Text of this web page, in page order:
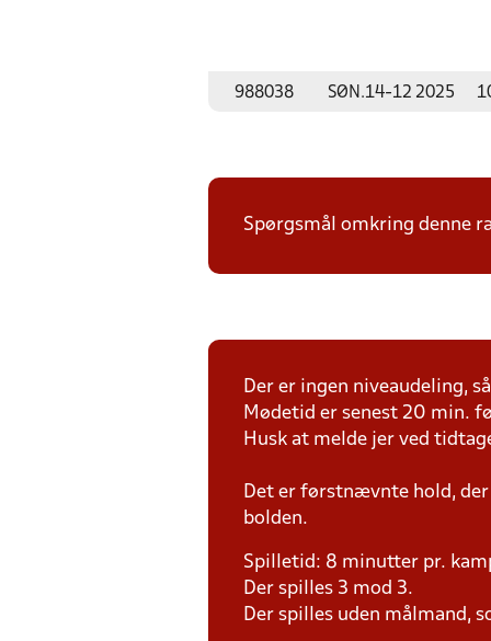
988038 SØN.14-12 2025
Spørgsmål omkring denne
Der er ingen niveaudeling,
Mødetid er senest 20 min.
Husk at melde jer ved
Det er førstnævnte hold,
bolden.
Spilletid: 8 minutter pr.
Der spilles 3 mod 3.
Der spilles uden målmand,